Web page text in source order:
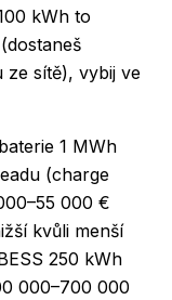
kWh to
ze sítě), vybij ve
1 MWh
(charge
000 €
kvůli menší
250 kWh
000–700 000